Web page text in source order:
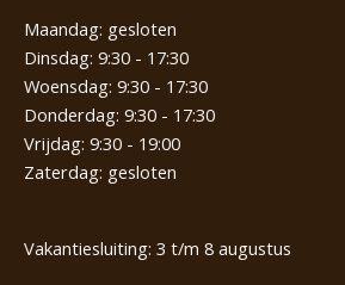
Maandag: gesloten
Dinsdag: 9:30 - 17:30
Woensdag: 9:30 - 17:30
Donderdag: 9:30 - 17:30
Vrijdag: 9:30 - 19:00
Zaterdag: gesloten
Vakantiesluiting: 3 t/m 8 augustus